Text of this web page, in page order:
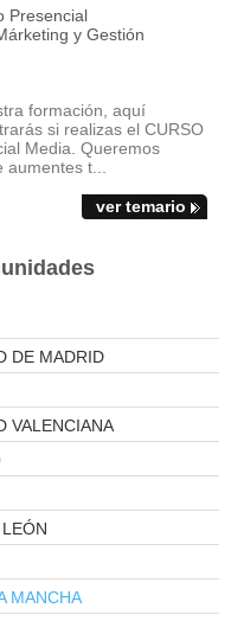
Presencial
y Gestión
formación, aquí
si realizas el CURSO
Media. Queremos
t...
ver temario
DE MADRID
VALENCIANA
MANCHA